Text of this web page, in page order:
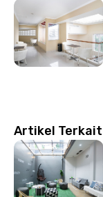
Artikel Terkait